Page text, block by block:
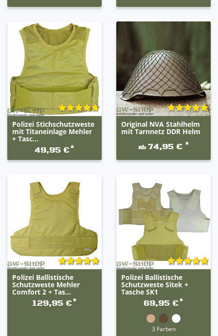
Polizei Stichschutzweste
mit Titaneinlage Mehler
+ Tasc...
49,95 €*
Original NVA Stahlhelm
mit Tarnnetz DDR Helm
ab 74,95 € *
Polizei Ballistische
Schutzweste Mehler
Comfort 2 + Tas...
129,95 €*
Polizei Ballistische
Schutzweste Sitek +
Tasche SK1
69,95 €*
3 Farben